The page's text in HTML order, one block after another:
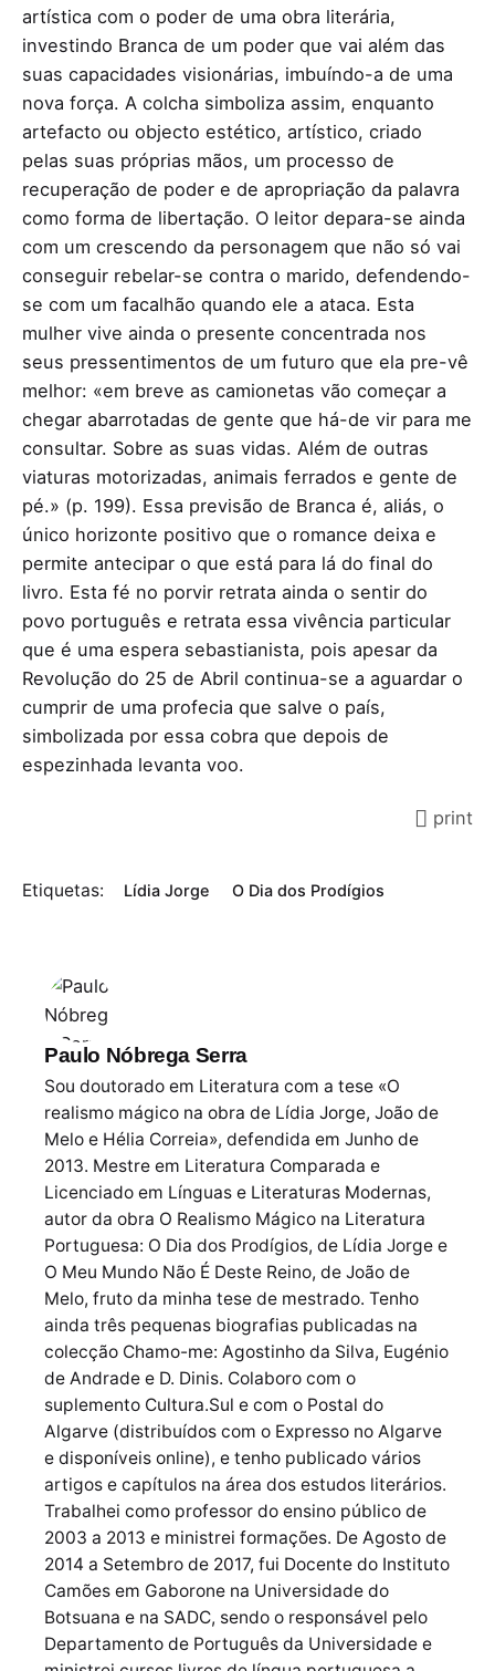
artística com o poder de uma obra literária,
investindo Branca de um poder que vai além das
suas capacidades visionárias, imbuíndo-a de uma
nova força. A colcha simboliza assim, enquanto
artefacto ou objecto estético, artístico, criado
pelas suas próprias mãos, um processo de
recuperação de poder e de apropriação da palavra
como forma de libertação. O leitor depara-se ainda
com um crescendo da personagem que não só vai
conseguir rebelar-se contra o marido, defendendo-
se com um facalhão quando ele a ataca. Esta
mulher vive ainda o presente concentrada nos
seus pressentimentos de um futuro que ela pre-vê
melhor: «em breve as camionetas vão começar a
chegar abarrotadas de gente que há-de vir para me
consultar. Sobre as suas vidas. Além de outras
viaturas motorizadas, animais ferrados e gente de
pé.» (p. 199). Essa previsão de Branca é, aliás, o
único horizonte positivo que o romance deixa e
permite antecipar o que está para lá do final do
livro. Esta fé no porvir retrata ainda o sentir do
povo português e retrata essa vivência particular
que é uma espera sebastianista, pois apesar da
Revolução do 25 de Abril continua-se a aguardar o
cumprir de uma profecia que salve o país,
simbolizada por essa cobra que depois de
espezinhada levanta voo.
print
Etiquetas: Lídia Jorge O Dia dos Prodígios
Paulo Nóbrega Serra
Sou doutorado em Literatura com a tese «O
realismo mágico na obra de Lídia Jorge, João de
Melo e Hélia Correia», defendida em Junho de
2013. Mestre em Literatura Comparada e
Licenciado em Línguas e Literaturas Modernas,
autor da obra O Realismo Mágico na Literatura
Portuguesa: O Dia dos Prodígios, de Lídia Jorge e
O Meu Mundo Não É Deste Reino, de João de
Melo, fruto da minha tese de mestrado. Tenho
ainda três pequenas biografias publicadas na
colecção Chamo-me: Agostinho da Silva, Eugénio
de Andrade e D. Dinis. Colaboro com o
suplemento Cultura.Sul e com o Postal do
Algarve (distribuídos com o Expresso no Algarve
e disponíveis online), e tenho publicado vários
artigos e capítulos na área dos estudos literários.
Trabalhei como professor do ensino público de
2003 a 2013 e ministrei formações. De Agosto de
2014 a Setembro de 2017, fui Docente do Instituto
Camões em Gaborone na Universidade do
Botsuana e na SADC, sendo o responsável pelo
Departamento de Português da Universidade e